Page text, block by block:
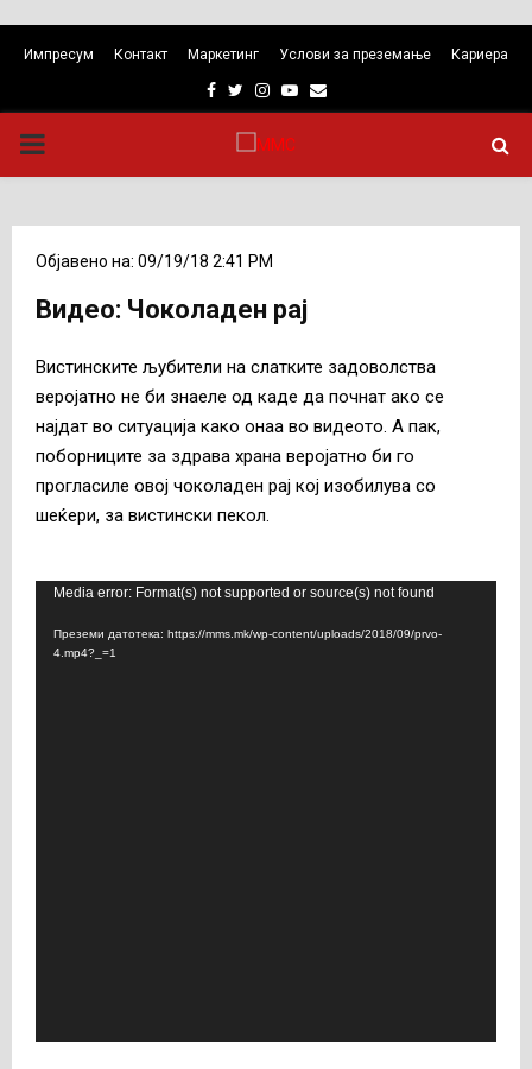
Импресум Контакт Маркетинг Услови за преземање Кариера
Facebook
TwitterInstagram
Youtube
Email
PRIMARY
Објавено на: 09/19/18 2:41 PM
Видео: Чоколаден рај
Вистинските љубители на слатките задоволства
веројатно не би знаеле од каде да почнат ако се
најдат во ситуација како онаа во видеото. А пак,
поборниците за здрава храна веројатно би го
прогласиле овој чоколаден рај кој изобилува со
шеќери, за вистински пекол.
В
Media error: Format(s) not supported or source(s) not found
Преземи датотека: https://mms.mk/wp-content/uploads/2018/09/prvo-
4.mp4?_=1